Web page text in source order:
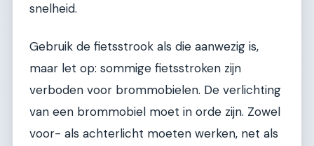
snelheid.
Gebruik de fietsstrook als die aanwezig is,
maar let op: sommige fietsstroken zijn
verboden voor brommobielen. De verlichting
van een brommobiel moet in orde zijn. Zowel
voor- als achterlicht moeten werken, net als